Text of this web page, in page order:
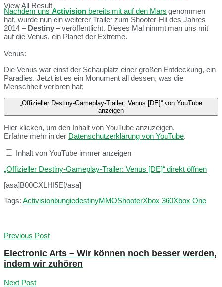
View All Result
Nachdem unsActivision bereits mit auf den Mars genommen
hat, wurde nun ein weiterer Trailer zum Shooter-Hit des Jahres
2014 – Destiny – veröffentlicht. Dieses Mal nimmt man uns mit
auf die Venus, ein Planet der Extreme.
Venus:
Die Venus war einst der Schauplatz einer großen Entdeckung, ein
Paradies. Jetzt ist es ein Monument all dessen, was die
Menschheit verloren hat:
„Offizieller Destiny-Gameplay-Trailer: Venus [DE]“ von YouTube
anzeigen
Hier klicken, um den Inhalt von YouTube anzuzeigen.
Erfahre mehr in der Datenschutzerklärung von YouTube.
Inhalt von YouTube immer anzeigen
„Offizieller Destiny-Gameplay-Trailer: Venus [DE]“ direkt öffnen
[asa]B00CXLHI5E[/asa]
Tags: ActivisionbungiedestinyMMOShooterXbox 360Xbox One
Previous Post
Electronic Arts – Wir können noch besser werden,
indem wir zuhören
Next Post